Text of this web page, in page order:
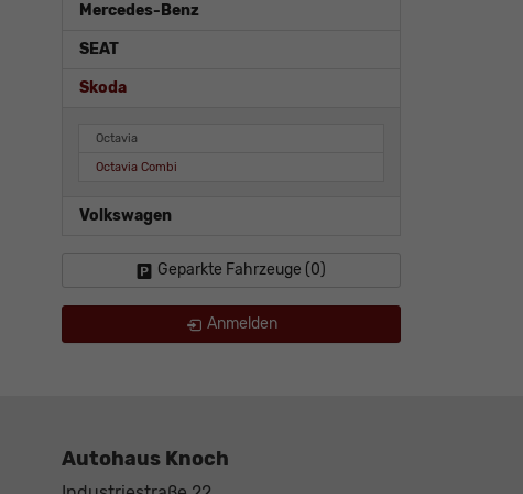
Mercedes-Benz
SEAT
Skoda
Octavia
Octavia Combi
Volkswagen
Geparkte Fahrzeuge (0)
Anmelden
Autohaus Knoch